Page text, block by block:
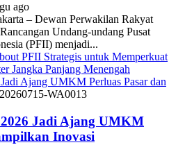
ago
– Dewan Perwakilan Rakyat
Undang-undang Pusat
(PFII) menjadi...
PFII Strategis untuk Memperkuat
Jangka Panjang Menengah
Ajang UMKM Perluas Pasar dan
Jadi Ajang UMKM
Inovasi